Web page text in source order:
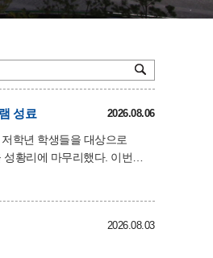
성료 2026.08.06
학년 학생들을 대상으로
리에 마무리했다. 이번
낄 수 있는 시간이 되었다.2026.08.03